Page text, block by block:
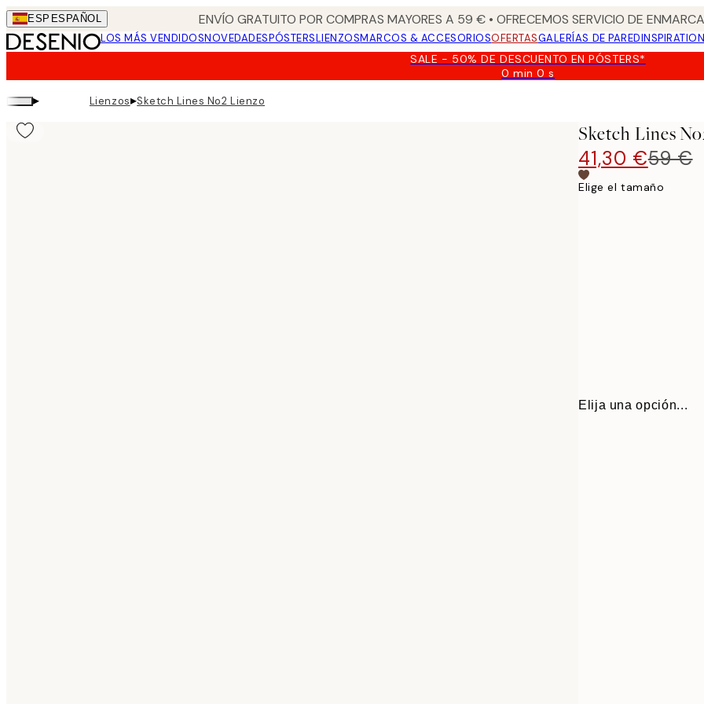
Skip
to
main
ESP ESPAÑOL ENVÍO GRATUITO POR COMPRAS MAYORES A 59 € • OFRECEMOS SERVICIO DE
LOS MÁS VENDIDOSNOVEDADESPÓSTERSLIENZOSMARCOS & ACCESORIOSOFERTASGALERÍAS DE PARED
SALE - 50% DE DESCUENTO EN PÓSTERS*
0 min0 s
Válido
▸ Lienzos▸Sketch Lines No2 Lienzo
Sketch Lines
41,30 €59 €
Elige el tamaño
Elija una opción...